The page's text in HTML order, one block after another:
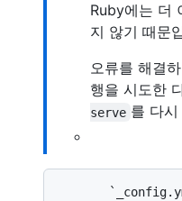
Ruby에는 더
지 않기 때문
오류를 해결
행을 시도한
serve 를 다